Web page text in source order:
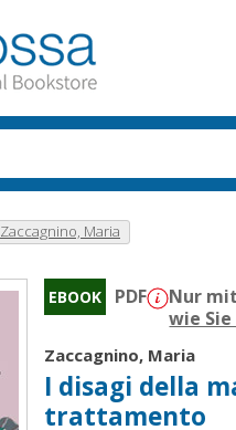
Zaccagnino, Maria
EBOOK PDF
Nur
wie
Zaccagnino, Maria
I disagi della
trattamento